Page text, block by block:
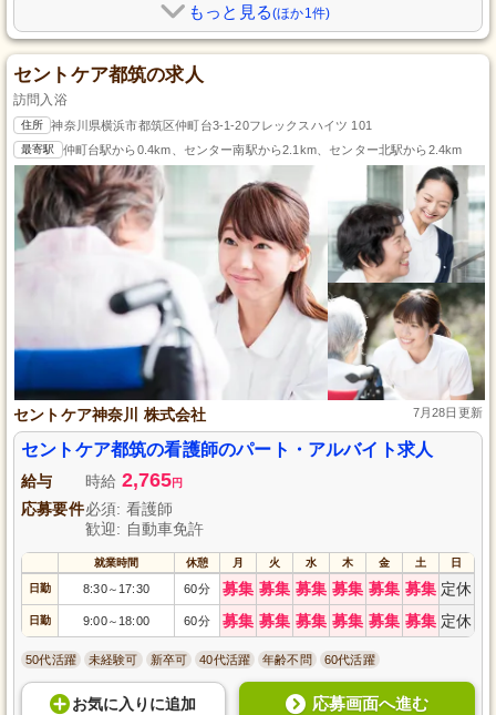
もっと見る(ほか1件)
セントケア都筑の求人
訪問入浴
住所 神奈川県横浜市都筑区仲町台3-1-20フレックスハイツ 101
最寄駅 仲町台駅から0.4km、センター南駅から2.1km、センター北駅から2.4km
セントケア神奈川 株式会社 7月28日更新
セントケア都筑の看護師のパート・アルバイト求人
給与 時給 2,765円
応募要件必須: 看護師
歓迎: 自動車免許
就業時間 休憩 月 火 水 木 金 土 日
日勤 8:30～ 17:30 60分 募集 募集 募集 募集 募集 募集 定休
日勤 9:00～ 18:00 60分 募集 募集 募集 募集 募集 募集 定休
50代活躍 未経験可 新卒可 40代活躍 年齢不問 60代活躍
お気に入り に追加 応募画面へ進む